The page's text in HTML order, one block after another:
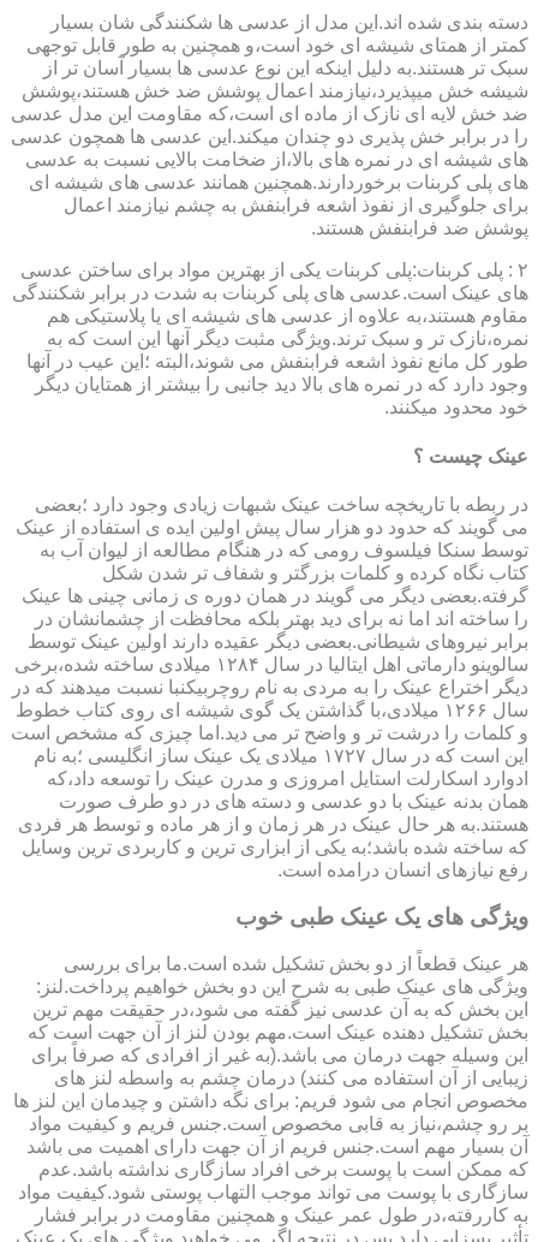
دسته بندی شده اند.این مدل از عدسی ها شکنندگی شان بسیار
کمتر از همتای شیشه ای خود است،و همچنین به طور قابل توجهی
سبک تر هستند.به دلیل اینکه این نوع عدسی ها بسیار آسان تر از
شیشه خش میپذیرد،نیازمند اعمال پوشش ضد خش هستند،پوشش
ضد خش لایه ای نازک از ماده ای است،که مقاومت این مدل عدسی
را در برابر خش پذیری دو چندان میکند.این عدسی ها همچون عدسی
های شیشه ای در نمره های بالا،از ضخامت بالایی نسبت به عدسی
های پلی کربنات برخوردارند.همچنین همانند عدسی های شیشه ای
برای جلوگیری از نفوذ اشعه فرابنفش به چشم نیازمند اعمال
پوشش ضد فرابنفش هستند.
۲ : پلی کربنات:پلی کربنات یکی از بهترین مواد برای ساختن عدسی
های عینک است.عدسی های پلی کربنات به شدت در برابر شکنندگی
مقاوم هستند،به علاوه از عدسی های شیشه ای یا پلاستیکی هم
نمره،نازک تر و سبک ترند.ویژگی مثبت دیگر آنها این است که به
طور کل مانع نفوذ اشعه فرابنفش می شوند،البته ؛این عیب در آنها
وجود دارد که در نمره های بالا دید جانبی را بیشتر از همتایان دیگر
خود محدود میکنند.
عینک چیست ؟
در ربطه با تاریخچه ساخت عینک شبهات زیادی وجود دارد ؛بعضی
می گویند که حدود دو هزار سال پیش اولین ایده ی استفاده از عینک
توسط سنکا فیلسوف رومی که در هنگام مطالعه از لیوان آب به
کتاب نگاه کرده و کلمات بزرگتر و شفاف تر شدن شکل
گرفته.بعضی دیگر می گویند در همان دوره ی زمانی چینی ها عینک
را ساخته اند اما نه برای دید بهتر بلکه محافظت از چشمانشان در
برابر نیروهای شیطانی.بعضی دیگر عقیده دارند اولین عینک توسط
سالوینو دارماتی اهل ایتالیا در سال ۱۲۸۴ میلادی ساخته شده،برخی
دیگر اختراع عینک را به مردی به نام روچربیکنبا نسبت میدهند که در
سال ۱۲۶۶ میلادی،با گذاشتن یک گوی شیشه ای روی کتاب خطوط
و کلمات را درشت تر و واضح تر می دید.اما چیزی که مشخص است
این است که در سال ۱۷۲۷ میلادی یک عینک ساز انگلیسی ؛به نام
ادوارد اسکارلت استایل امروزی و مدرن عینک را توسعه داد،که
همان بدنه عینک با دو عدسی و دسته های در دو طرف صورت
هستند.به هر حال عینک در هر زمان و از هر ماده و توسط هر فردی
که ساخته شده باشد؛به یکی از ابزاری ترین و کاربردی ترین وسایل
رفع نیازهای انسان درامده است.
ویژگی های یک عینک طبی خوب
هر عینک قطعاً از دو بخش تشکیل شده است.ما برای بررسی
ویژگی های عینک طبی به شرح این دو بخش خواهیم پرداخت.لنز:
این بخش که به آن عدسی نیز گفته می شود،در حقیقت مهم ترین
بخش تشکیل دهنده عینک است.مهم بودن لنز از آن جهت است که
این وسیله جهت درمان می باشد.(به غیر از افرادی که صرفاً برای
زیبایی از آن استفاده می کنند) درمان چشم به واسطه لنز های
مخصوص انجام می شود فریم: برای نگه داشتن و چیدمان این لنز ها
بر رو چشم،نیاز به قابی مخصوص است.جنس فریم و کیفیت مواد
آن بسیار مهم است.جنس فریم از آن جهت دارای اهمیت می باشد
که ممکن است با پوست برخی افراد سازگاری نداشته باشد.عدم
سازگاری با پوست می تواند موجب التهاب پوستی شود.کیفیت مواد
به کاررفته،در طول عمر عینک و همچنین مقاومت در برابر فشار